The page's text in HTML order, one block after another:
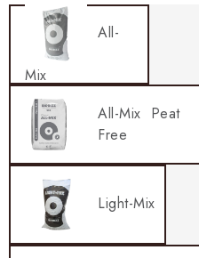
All-
Mix
All-Mix Peat
Free
Light-Mix